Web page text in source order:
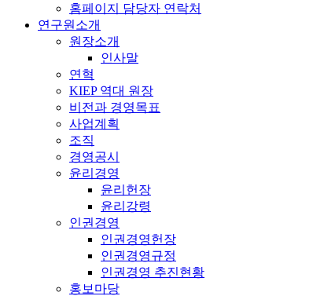
홈페이지 담당자 연락처
연구원소개
원장소개
인사말
연혁
KIEP 역대 원장
비전과 경영목표
사업계획
조직
경영공시
윤리경영
윤리헌장
윤리강령
인권경영
인권경영헌장
인권경영규정
인권경영 추진현황
홍보마당